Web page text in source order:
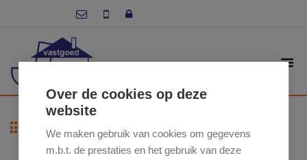
Terug naar overzicht
Over de cookies op deze
website
We maken gebruik van cookies om gegevens
m.b.t. de prestaties en het gebruik van deze